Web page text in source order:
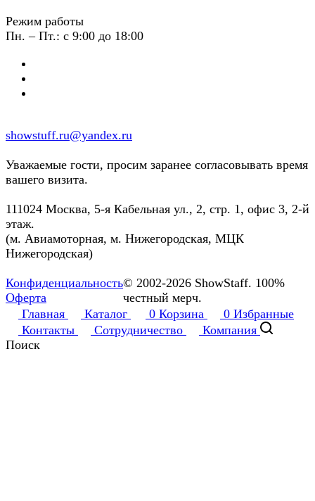
Режим работы
Пн. – Пт.: с 9:00 до 18:00
showstuff.ru@yandex.ru
Уважаемые гости, просим заранее согласовывать время
вашего визита.
111024 Москва, 5-я Кабельная ул., 2, стр. 1, офис 3, 2-й
этаж.
(м. Авиамоторная, м. Нижегородская, МЦК
Нижегородская)
Конфиденциальность
Оферта
© 2002-2026 ShowStaff. 100%
честный мерч.
Главная
Каталог 0 Корзина 0 Избранные
Контакты
Сотрудничество
Компания
Поиск